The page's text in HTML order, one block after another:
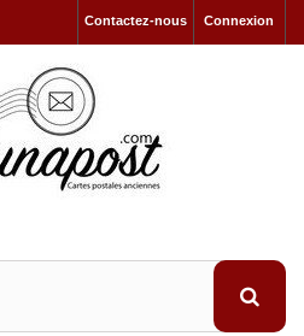
Connexion
Contactez-nous